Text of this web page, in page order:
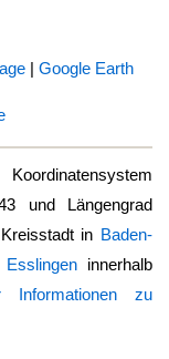
| Google Earth
und Längengrad
in Baden-
Esslingen innerhalb
Informationen zu